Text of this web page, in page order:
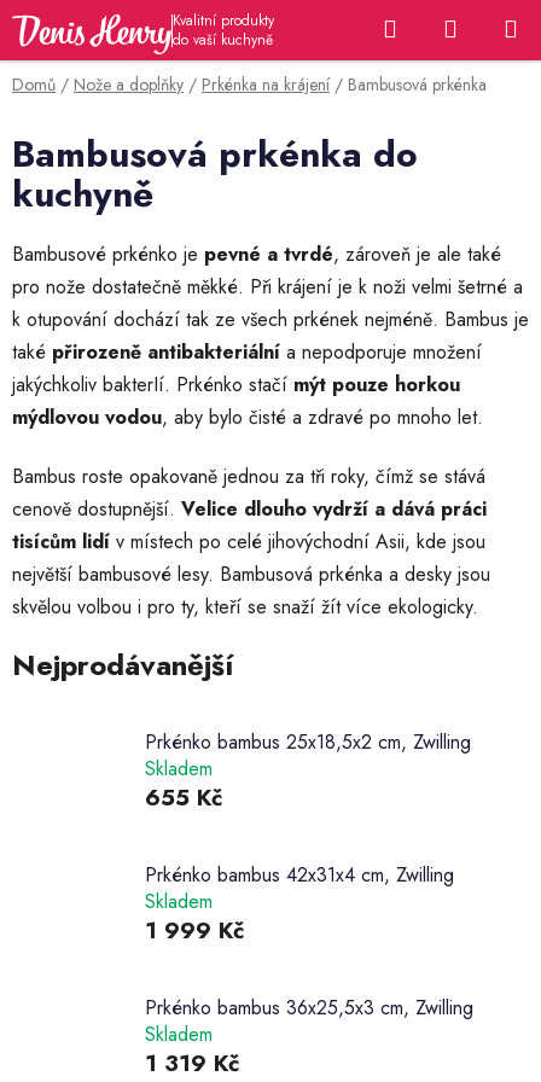
Přejít
obsah
Hledat
KOŠÍK
Domů / Nože a doplňky / Prkénka na krájení / Bambusová prkénka
Bambusová prkénka do
kuchyně
Bambusové prkénko je pevné a tvrdé, zároveň je ale také
pro nože dostatečně měkké. Při krájení je k noži velmi šetrné a
k otupování dochází tak ze všech prkének nejméně. Bambus je
také přirozeně antibakteriální a nepodporuje množení
jakýchkoliv bakterIí. Prkénko stačí mýt pouze horkou
mýdlovou vodou, aby bylo čisté a zdravé po mnoho let.
Bambus roste opakovaně jednou za tři roky, čímž se stává
cenově dostupnější. Velice dlouho vydrží a dává práci
tisícům lidí v místech po celé jihovýchodní Asii, kde jsou
největší bambusové lesy. Bambusová prkénka a desky jsou
skvělou volbou i pro ty, kteří se snaží žít více ekologicky.
Nejprodávanější
Prkénko bambus 25x18,5x2 cm, Zwilling
Skladem
655 Kč
Prkénko bambus 42x31x4 cm, Zwilling
Skladem
1 999 Kč
Prkénko bambus 36x25,5x3 cm, Zwilling
Skladem
1 319 Kč